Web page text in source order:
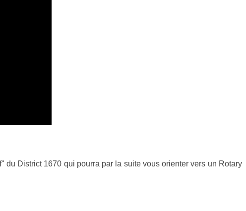
District 1670 qui pourra par la suite vous orienter vers un Rotary